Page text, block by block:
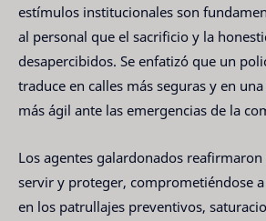
estímulos institucionales son
al personal que el sacrificio y la
desapercibidos. Se enfatizó que un
traduce en calles más seguras y en
más ágil ante las emergencias de la
Los agentes galardonados
servir y proteger, comprometiéndose
en los patrullajes preventivos,